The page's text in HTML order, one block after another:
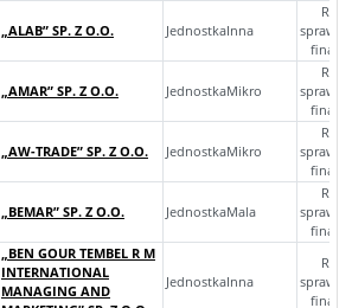
„ALAB” SP. Z O.O. JednostkaInna
„AMAR” SP. Z O.O. JednostkaMikro
„AW-TRADE” SP. Z O.O. JednostkaMikro
„BEMAR” SP. Z O.O. JednostkaMala
„BEN GOUR TEMBEL R M
INTERNATIONAL
MANAGING AND
JednostkaInna